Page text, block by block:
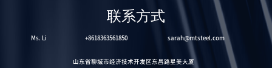
联系方式
Ms. Li +8618363561850 sarah@mtsteel.com
山东省聊城市经济技术开发区东昌路星美大厦